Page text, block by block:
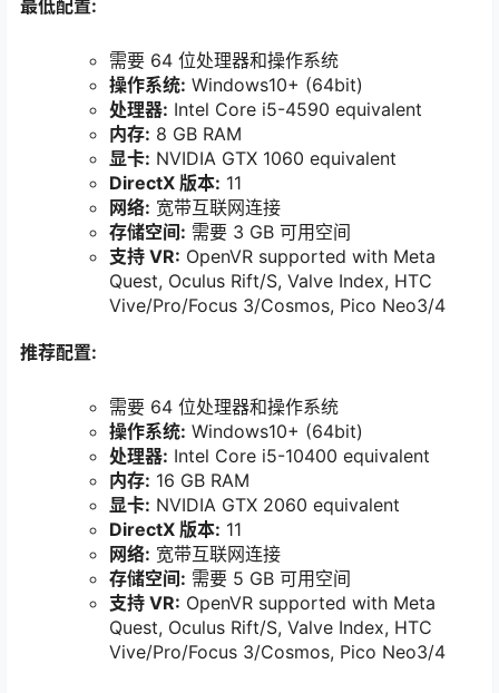
最低配置:
需要 64 位处理器和操作系统
操作系统: Windows10+ (64bit)
处理器: Intel Core i5-4590 equivalent
内存: 8 GB RAM
显卡: NVIDIA GTX 1060 equivalent
DirectX 版本: 11
网络: 宽带互联网连接
存储空间: 需要 3 GB 可用空间
支持 VR: OpenVR supported with Meta
Quest, Oculus Rift/S, Valve Index, HTC
Vive/Pro/Focus 3/Cosmos, Pico Neo3/4
推荐配置:
需要 64 位处理器和操作系统
操作系统: Windows10+ (64bit)
处理器: Intel Core i5-10400 equivalent
内存: 16 GB RAM
显卡: NVIDIA GTX 2060 equivalent
DirectX 版本: 11
网络: 宽带互联网连接
存储空间: 需要 5 GB 可用空间
支持 VR: OpenVR supported with Meta
Quest, Oculus Rift/S, Valve Index, HTC
Vive/Pro/Focus 3/Cosmos, Pico Neo3/4